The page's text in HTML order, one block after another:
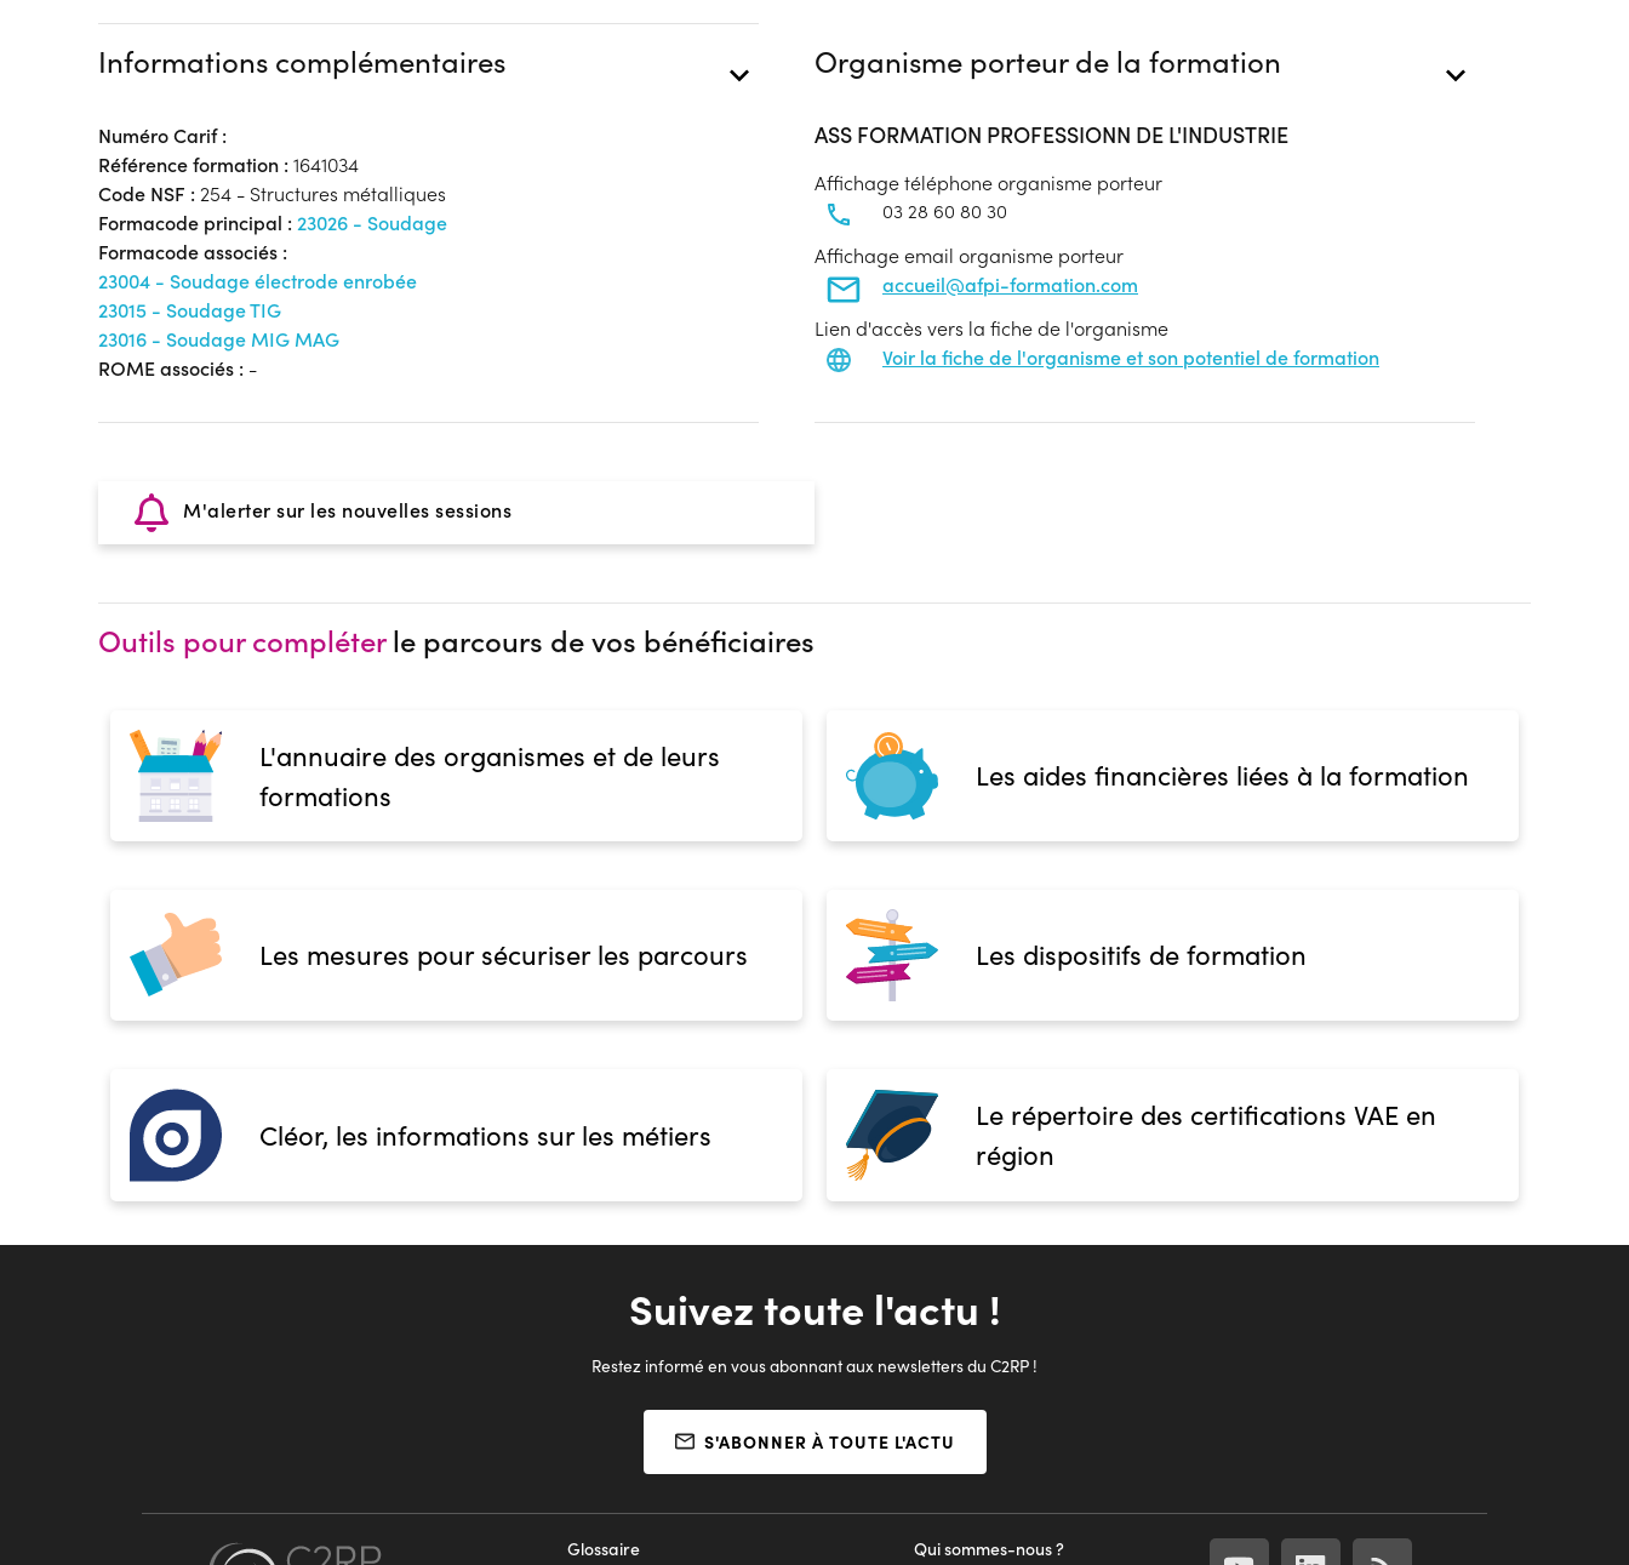
Informations complémentaires
Numéro Carif :
Référence formation : 1641034
Code NSF : 254 - Structures métalliques
Formacode principal : 23026 - Soudage
Formacode associés :
23004 - Soudage électrode enrobée
23015 - Soudage TIG
23016 - Soudage MIG MAG
ROME associés : -
Organisme porteur de la formation
ASS FORMATION PROFESSIONN DE L'INDUSTRIE
Affichage téléphone organisme porteur
03 28 60 80 30
Affichage email organisme porteur
accueil@afpi-formation.com
Lien d'accès vers la fiche de l'organisme
Voir la fiche de l'organisme et son potentiel de formation
M'alerter sur les nouvelles sessions
Outils pour compléterle parcours de vos bénéficiaires
L'annuaire des organismes et de leurs
formations
Les aides financières liées à la formation
Les mesures pour sécuriser les parcours Les dispositifs de formation
Cléor, les informations sur les métiers
Le répertoire des certifications VAE en
région
Suivez toute l'actu !
Restez informé en vous abonnant aux newsletters du C2RP !
S'ABONNER À TOUTE L'ACTU
Qui sommes-nous ?
Glossaire